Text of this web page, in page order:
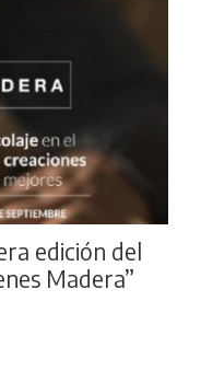
edición del
Madera”